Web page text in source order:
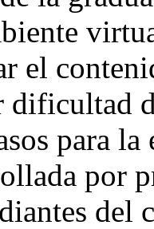
el
dificultad
para
por
del